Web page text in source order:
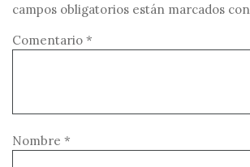
campos obligatorios están marcados con
Comentario *
Nombre *